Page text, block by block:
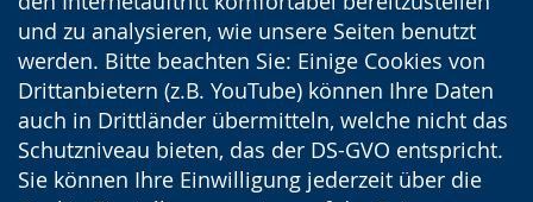
und zu analysieren, wie unsere Seiten benutzt
werden. Bitte beachten Sie: Einige Cookies von
Drittanbietern (z.B. YouTube) können Ihre Daten
auch in Drittländer übermitteln, welche nicht das
Schutzniveau bieten, das der DS-GVO entspricht.
Sie können Ihre Einwilligung jederzeit über die